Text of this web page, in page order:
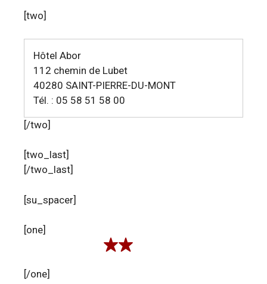
[two]
Hôtel Abor
112 chemin de Lubet
40280 SAINT-PIERRE-DU-MONT
Tél. : 05 58 51 58 00
[/two]
[two_last]
[/two_last]
[su_spacer]
[one]
[/one]